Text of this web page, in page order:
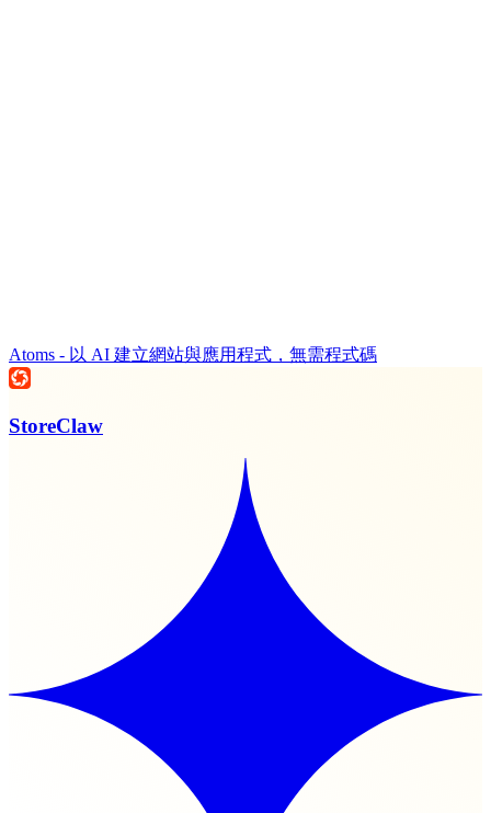
Atoms - 以 AI 建立網站與應用程式，無需程式碼
StoreClaw